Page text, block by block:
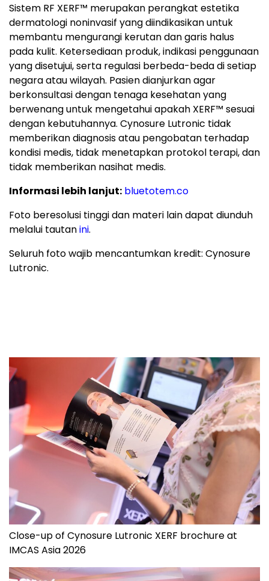
Sistem RF XERF™ merupakan perangkat estetika
dermatologi noninvasif yang diindikasikan untuk
membantu mengurangi kerutan dan garis halus
pada kulit. Ketersediaan produk, indikasi penggunaan
yang disetujui, serta regulasi berbeda-beda di setiap
negara atau wilayah. Pasien dianjurkan agar
berkonsultasi dengan tenaga kesehatan yang
berwenang untuk mengetahui apakah XERF™ sesuai
dengan kebutuhannya. Cynosure Lutronic tidak
memberikan diagnosis atau pengobatan terhadap
kondisi medis, tidak menetapkan protokol terapi, dan
tidak memberikan nasihat medis.
Informasi lebih lanjut: bluetotem.co
Foto beresolusi tinggi dan materi lain dapat diunduh
melalui tautanini.
Seluruh foto wajib mencantumkan kredit: Cynosure
Lutronic.
Close-up of Cynosure Lutronic XERF brochure at
IMCAS Asia 2026